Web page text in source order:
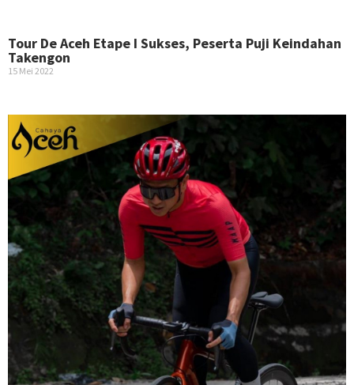
Tour De Aceh Etape I Sukses, Peserta Puji Keindahan
Takengon
15 Mei 2022